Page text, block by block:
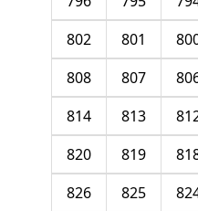
801
802
807
808
813
814
819
820
825
826